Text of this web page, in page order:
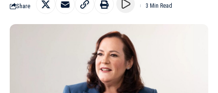
Share 3 Min Read